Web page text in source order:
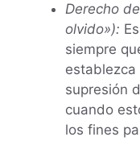
Derecho
olvido»):
siempre
supresión
cuando
los fines